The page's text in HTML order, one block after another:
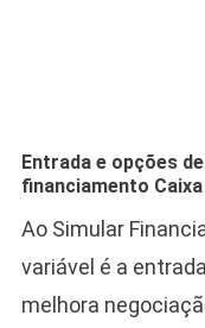
Entrada e opções
financiamento
Ao Simular
variável é a
melhora